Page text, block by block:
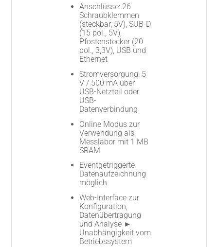
Anschlüsse: 26
Schraubklemmen
(steckbar, 5V), SUB-D
(15 pol., 5V),
Pfostenstecker (20
pol., 3,3V), USB und
Ethernet
Stromversorgung: 5
V / 500 mA über
USB-Netzteil oder
USB-
Datenverbindung
Online Modus zur
Verwendung als
Messlabor mit 1 MB
SRAM
Eventgetriggerte
Datenaufzeichnung
möglich
Web-Interface zur
Konfiguration,
Datenübertragung
und Analyse ►
Unabhängigkeit vom
Betriebssystem